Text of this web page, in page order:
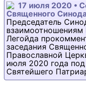
17 июля 2020 •
Священного
Председатель
Легойда
заседания
Православной
июля 2020 года
Святейшего